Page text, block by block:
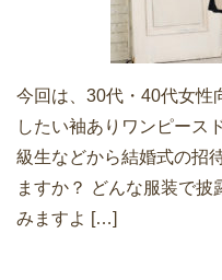
今回は、30代・40代女性
したい袖ありワンピース
級生などから結婚式の招
ますか？ どんな服装で
みますよ […]